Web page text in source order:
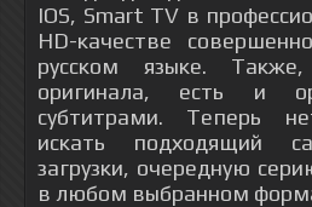
IOS, Smart TV в
HD-качестве
русском языке.
оригинала, есть и
субтитрами. Теперь
искать подходящий
загрузки, очередную
в любом выбранном